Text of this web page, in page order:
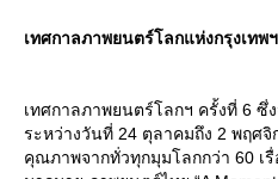
เทศกาลภาพยนตร์โลกแห่งกรุงเทพ
เทศกาลภาพยนตร์โลกฯ ครั้งที่ 6
ระหว่างวันที่ 24 ตุลาคมถึง 2 พฤศ
คุณภาพจากทั่วทุกมุมโลกกว่า 60 เ